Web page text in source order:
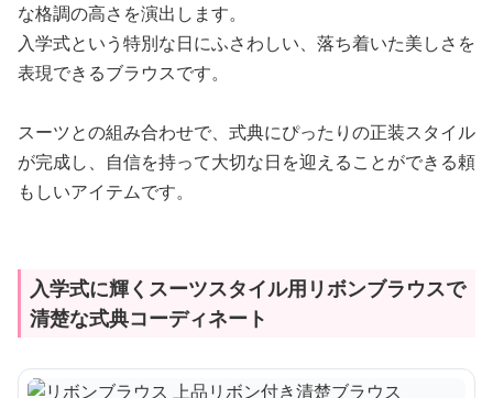
な格調の高さを演出します。
入学式という特別な日にふさわしい、落ち着いた美しさを
表現できるブラウスです。
スーツとの組み合わせで、式典にぴったりの正装スタイル
が完成し、自信を持って大切な日を迎えることができる頼
もしいアイテムです。
入学式に輝くスーツスタイル用リボンブラウスで
清楚な式典コーディネート